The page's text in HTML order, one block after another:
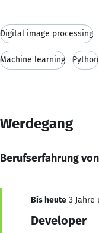
Digital image processing
Machine learning Python
Werdegang
Berufserfahrung
Bis heute 3 Jahre
Developer